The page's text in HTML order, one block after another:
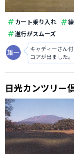
カート乗り入れ
進行がスムーズ
キャディーさん
コアが出ました。
日光カンツリー